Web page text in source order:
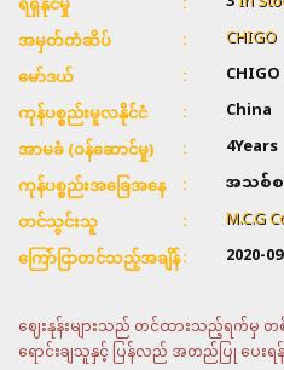
အမှတ်တံဆိပ် CHIGO
မော်ဒယ်
ကုန်ပစ္စည်းမူလနိုင်ငံ China
အာမခံ (ဝန်ဆောင်မှု) 4Years
ကုန်ပစ္စည်းအခြေအနေ အသစ်
တင်သွင်းသူ M.C.G
ကြော်ငြာတင်သည့်အချိန် 2020-
ဈေးနုန်းများသည် တင်ထားသည့်ရက်မှ တ
ရောင်းချသူနှင့် ပြန်လည် အတည်ပြု ပေးရန်